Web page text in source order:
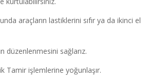
araçların lastiklerini sıfır ya da ikinci el
düzenlenmesini sağlarız.
Tamir işlemlerine yoğunlaşır.